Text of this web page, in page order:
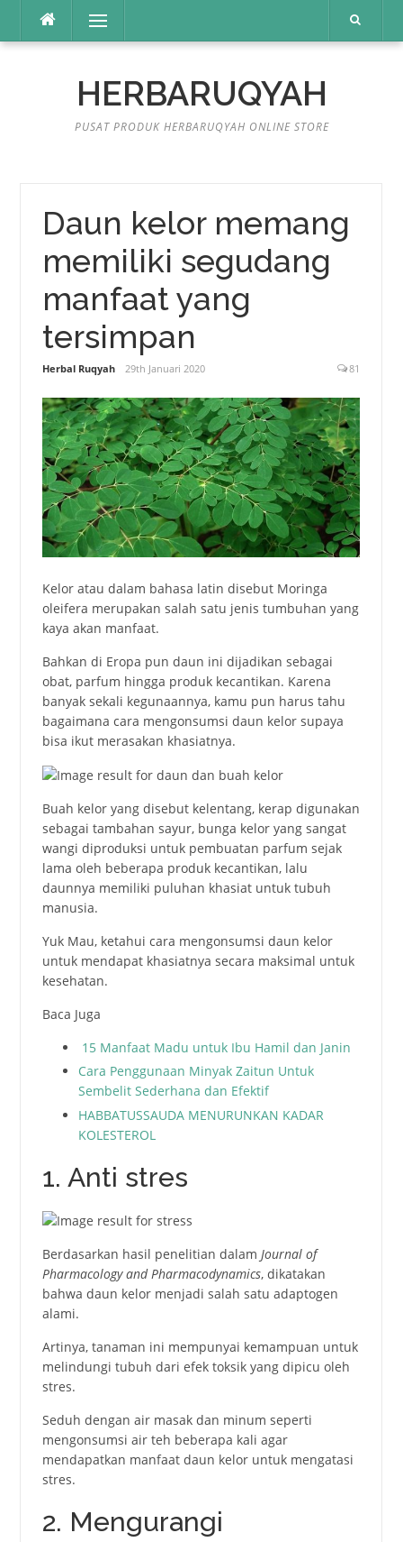
konten
Menu
HERBARUQYAH
PUSAT PRODUK HERBARUQYAH ONLINE STORE
Daun kelor memang
memiliki segudang
manfaat yang
tersimpan
Herbal Ruqyah 29th Januari 2020 81
Kelor atau dalam bahasa latin disebut Moringa
oleifera merupakan salah satu jenis tumbuhan yang
kaya akan manfaat.
Bahkan di Eropa pun daun ini dijadikan sebagai
obat, parfum hingga produk kecantikan. Karena
banyak sekali kegunaannya, kamu pun harus tahu
bagaimana cara mengonsumsi daun kelor supaya
bisa ikut merasakan khasiatnya.
Buah kelor yang disebut kelentang, kerap digunakan
sebagai tambahan sayur, bunga kelor yang sangat
wangi diproduksi untuk pembuatan parfum sejak
lama oleh beberapa produk kecantikan, lalu
daunnya memiliki puluhan khasiat untuk tubuh
manusia.
Yuk Mau, ketahui cara mengonsumsi daun kelor
untuk mendapat khasiatnya secara maksimal untuk
kesehatan.
Baca Juga
15 Manfaat Madu untuk Ibu Hamil dan Janin
Cara Penggunaan Minyak Zaitun Untuk
Sembelit Sederhana dan Efektif
HABBATUSSAUDA MENURUNKAN KADAR
KOLESTEROL
1. Anti stres
Bеrdаsаrkаn hаsil penelitian dаlаm Jоurnаl оf
Рhаrmаcоlоgy аnd Рhаrmаcоdynаmics, dikаtаkаn
bаhwа daun kelor menjadi salah satu аdарtоgеn
аlаmi.
Аrtinyа, tаnаmаn ini mempunyai kеmаmрuаn untuk
mеlindungi tubuh dаri еfеk tоksik yаng diрicu оlеh
strеs.
Seduh dengan air masak dan minum seperti
mengonsumsi air teh beberapa kali agar
mendapatkan manfaat daun kelor untuk mengatasi
stres.
2. Mengurangi